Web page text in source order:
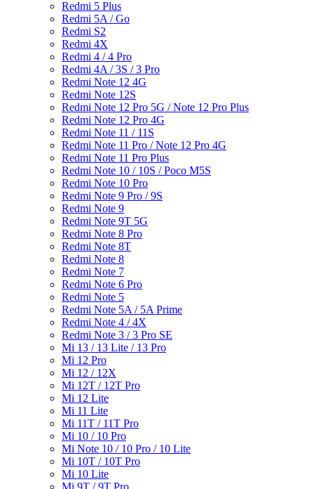
Redmi 5 Plus
Redmi 5A / Go
Redmi S2
Redmi 4X
Redmi 4 / 4 Pro
Redmi 4A / 3S / 3 Pro
Redmi Note 12 4G
Redmi Note 12S
Redmi Note 12 Pro 5G / Note 12 Pro Plus
Redmi Note 12 Pro 4G
Redmi Note 11 / 11S
Redmi Note 11 Pro / Note 12 Pro 4G
Redmi Note 11 Pro Plus
Redmi Note 10 / 10S / Poco M5S
Redmi Note 10 Pro
Redmi Note 9 Pro / 9S
Redmi Note 9
Redmi Note 9T 5G
Redmi Note 8 Pro
Redmi Note 8T
Redmi Note 8
Redmi Note 7
Redmi Note 6 Pro
Redmi Note 5
Redmi Note 5A / 5A Prime
Redmi Note 4 / 4X
Redmi Note 3 / 3 Pro SE
Mi 13 / 13 Lite / 13 Pro
Mi 12 Pro
Mi 12 / 12X
Mi 12T / 12T Pro
Mi 12 Lite
Mi 11 Lite
Mi 11T / 11T Pro
Mi 10 / 10 Pro
Mi Note 10 / 10 Pro / 10 Lite
Mi 10T / 10T Pro
Mi 10 Lite
Mi 9T / 9T Pro